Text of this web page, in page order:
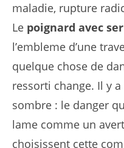
maladie, rupture
Le poignard avec
l’embleme d’une
quelque chose de
ressorti change. Il y
sombre : le danger
lame comme un
choisissent cette